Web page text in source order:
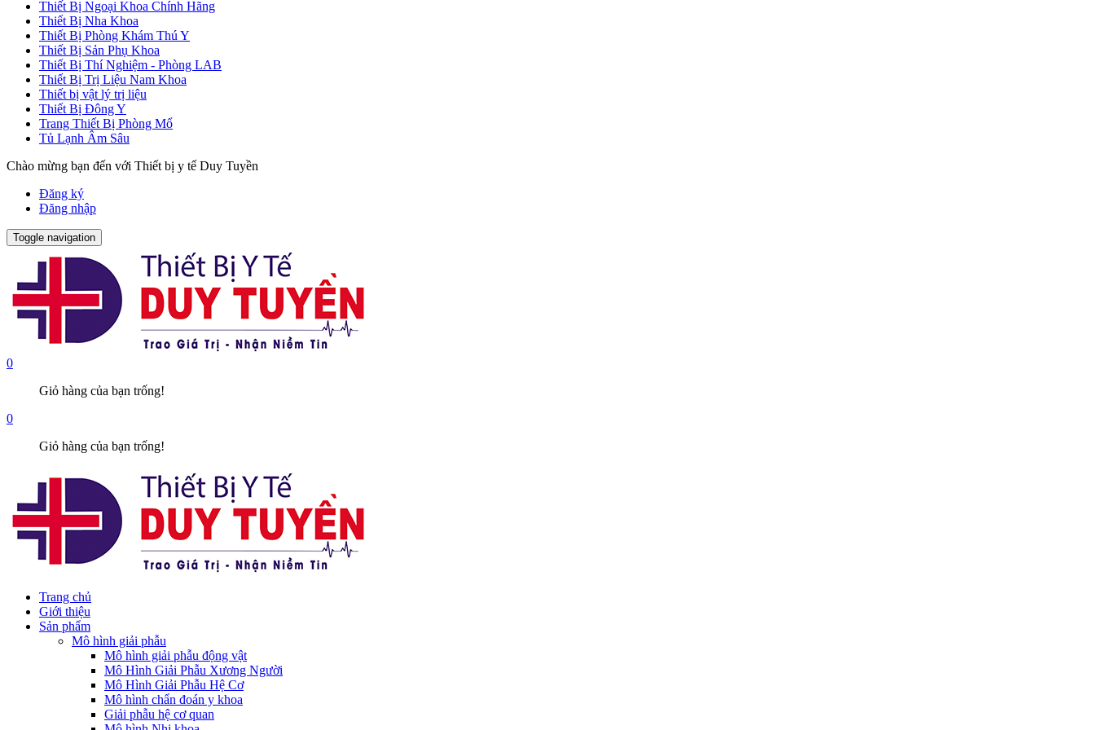
Thiết Bị Ngoại Khoa Chính Hãng
Thiết Bị Nha Khoa
Thiết Bị Phòng Khám Thú Y
Thiết Bị Sản Phụ Khoa
Thiết Bị Thí Nghiệm - Phòng LAB
Thiết Bị Trị Liệu Nam Khoa
Thiết bị vật lý trị liệu
Thiết Bị Đông Y
Trang Thiết Bị Phòng Mổ
Tủ Lạnh Âm Sâu
Chào mừng bạn đến với Thiết bị y tế Duy Tuyền
Đăng ký
Đăng nhập
Toggle navigation
0
Giỏ hàng của bạn trống!
0
Giỏ hàng của bạn trống!
Trang chủ
Giới thiệu
Sản phẩm
Mô hình giải phẫu
Mô hình giải phẫu động vật
Mô Hình Giải Phẫu Xương Người
Mô Hình Giải Phẫu Hệ Cơ
Mô hình chẩn đoán y khoa
Giải phẫu hệ cơ quan